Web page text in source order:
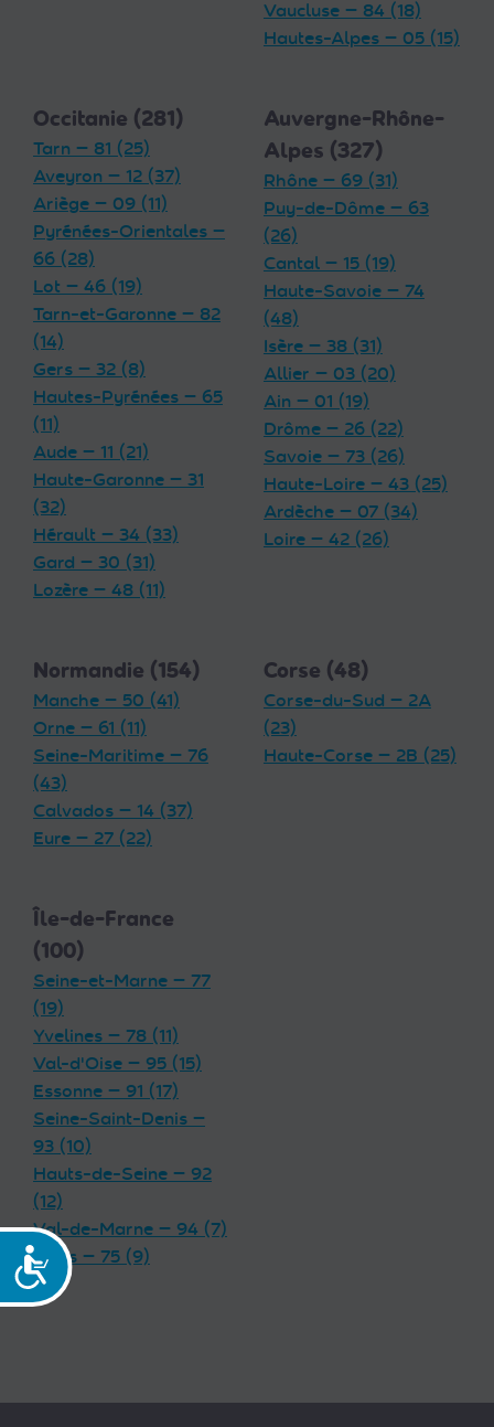
Accessibilité
Vaucluse — 84 (18)
Hautes-Alpes — 05 (15)
Occitanie (281)
Tarn — 81 (25)
Aveyron — 12 (37)
Ariège — 09 (11)
Pyrénées-Orientales —
66 (28)
Lot — 46 (19)
Tarn-et-Garonne — 82
(14)
Gers — 32 (8)
Hautes-Pyrénées — 65
(11)
Aude — 11 (21)
Haute-Garonne — 31
(32)
Hérault — 34 (33)
Gard — 30 (31)
Lozère — 48 (11)
Auvergne-Rhône-
Alpes (327)
Rhône — 69 (31)
Puy-de-Dôme — 63
(26)
Cantal — 15 (19)
Haute-Savoie — 74
(48)
Isère — 38 (31)
Allier — 03 (20)
Ain — 01 (19)
Drôme — 26 (22)
Savoie — 73 (26)
Haute-Loire — 43 (25)
Ardèche — 07 (34)
Loire — 42 (26)
Normandie (154)
Manche — 50 (41)
Orne — 61 (11)
Seine-Maritime — 76
(43)
Calvados — 14 (37)
Eure — 27 (22)
Corse (48)
Corse-du-Sud — 2A
(23)
Haute-Corse — 2B (25)
Île-de-France
(100)
Seine-et-Marne — 77
(19)
Yvelines — 78 (11)
Val-d'Oise — 95 (15)
Essonne — 91 (17)
Seine-Saint-Denis —
93 (10)
Hauts-de-Seine — 92
(12)
Val-de-Marne — 94 (7)
Paris — 75 (9)